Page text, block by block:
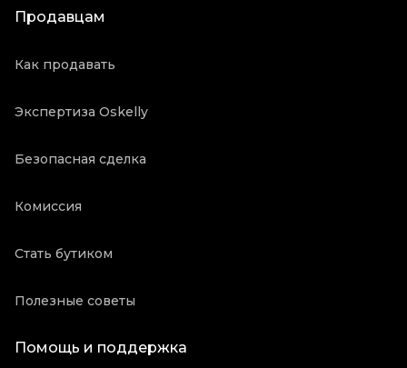
Продавцам
Как продавать
Экспертиза Oskelly
Безопасная сделка
Комиссия
Стать бутиком
Полезные советы
Помощь и поддержка